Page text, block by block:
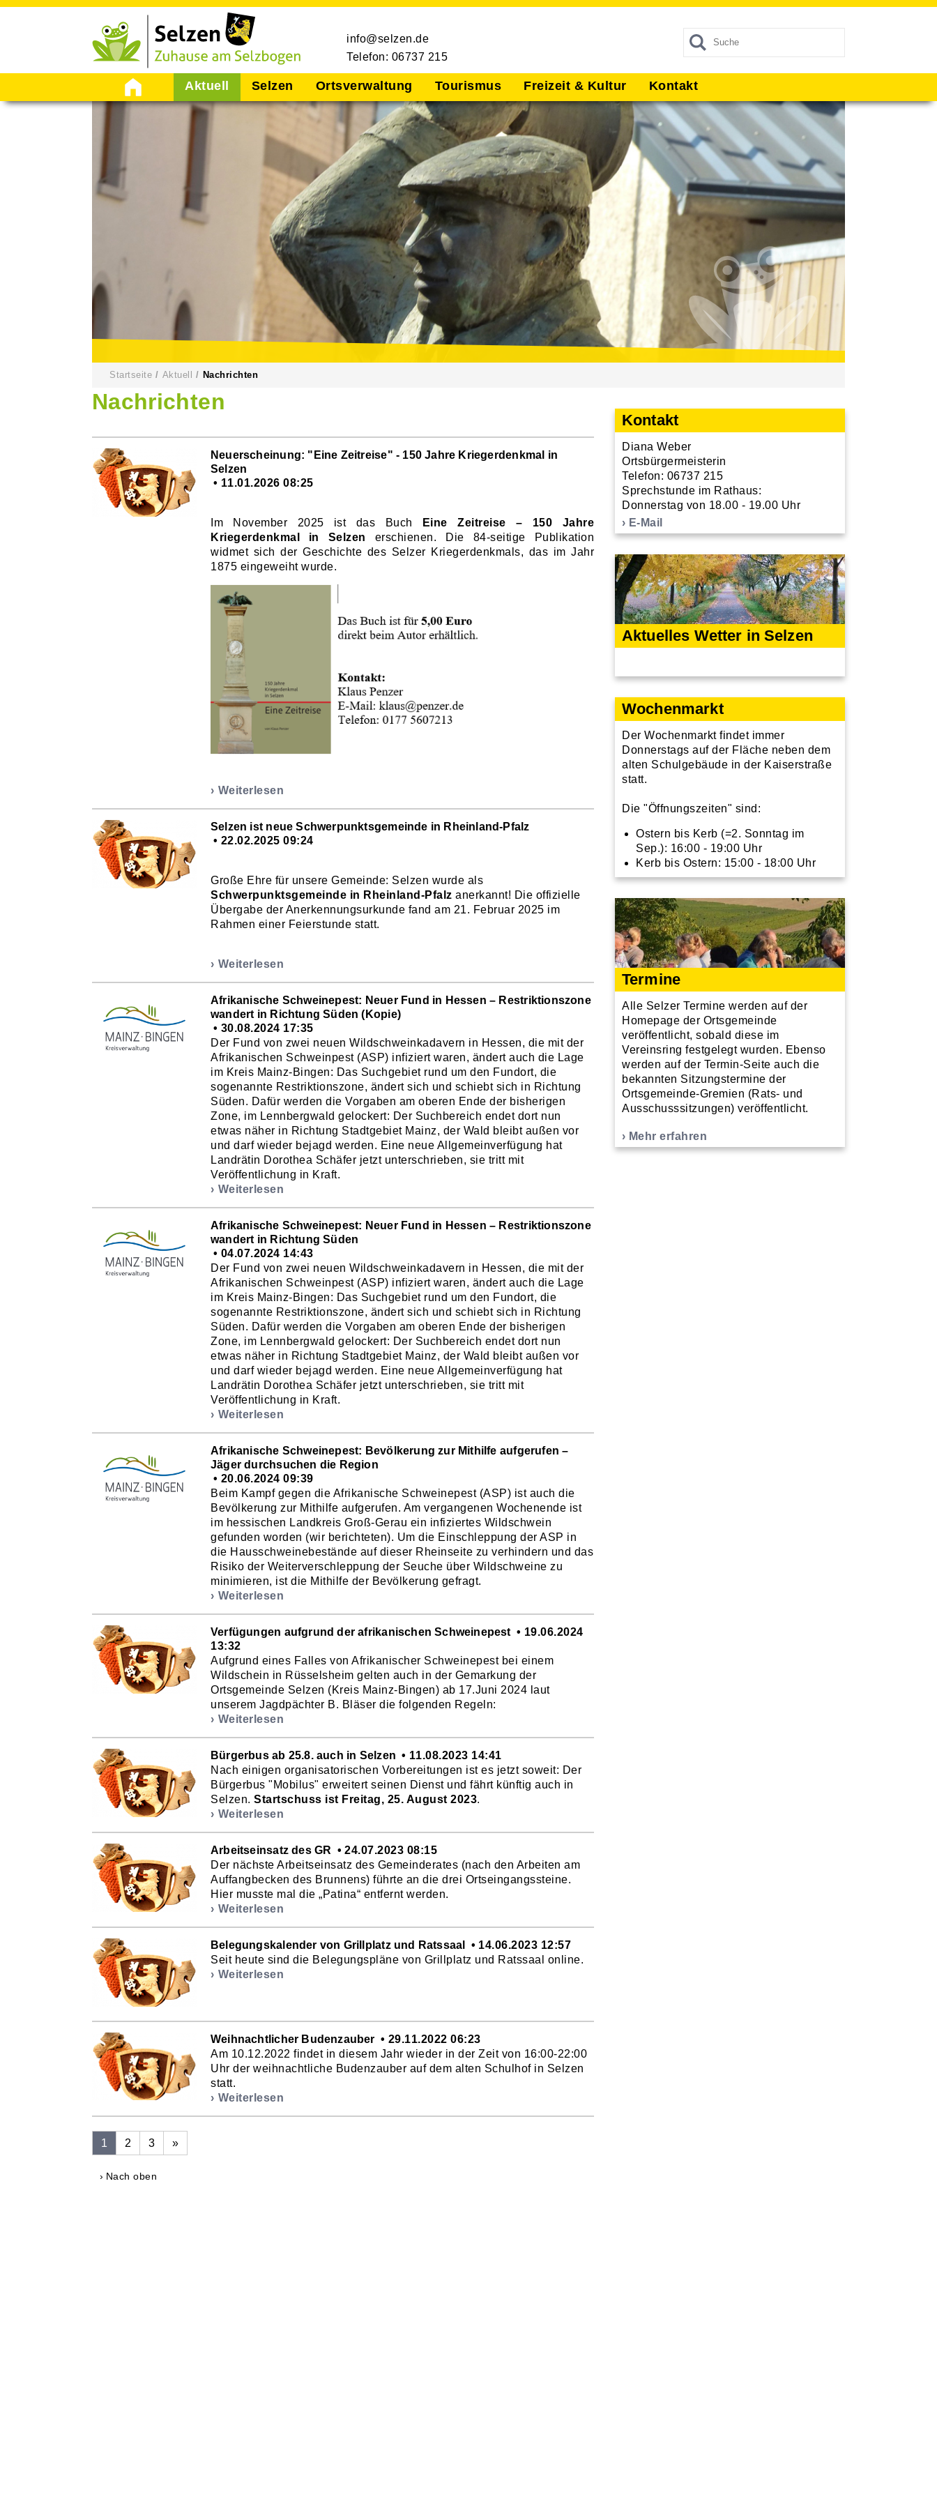
info@selzen.de
Telefon: 06737 215
Startseite Aktuell Selzen Ortsverwaltung Tourismus Freizeit & Kultur Kontakt
Startseite Aktuell Nachrichten
Kontakt
Diana Weber
Ortsbürgermeisterin
Telefon: 06737 215
Sprechstunde im Rathaus:
Donnerstag von 18.00 - 19.00 Uhr
E-Mail
Aktuelles Wetter in Selzen
Wochenmarkt
Der Wochenmarkt findet immer
Donnerstags auf der Fläche neben dem
alten Schulgebäude in der Kaiserstraße
statt.
Die "Öffnungszeiten" sind:
Ostern bis Kerb (=2. Sonntag im
Sep.): 16:00 - 19:00 Uhr
Kerb bis Ostern: 15:00 - 18:00 Uhr
Termine
Alle Selzer Termine werden auf der
Homepage der Ortsgemeinde
veröffentlicht, sobald diese im
Vereinsring festgelegt wurden. Ebenso
werden auf der Termin-Seite auch die
bekannten Sitzungstermine der
Ortsgemeinde-Gremien (Rats- und
Ausschusssitzungen) veröffentlicht.
Mehr erfahren
Nachrichten
Neuerscheinung: "Eine Zeitreise" - 150 Jahre Kriegerdenkmal in
Selzen
11.01.2026 08:25
Im November 2025 ist das Buch
Eine Zeitreise – 150 Jahre
Kriegerdenkmal in Selzen
erschienen. Die 84-seitige Publikation
widmet sich der Geschichte des Selzer Kriegerdenkmals, das im Jahr
1875 eingeweiht wurde.
Weiterlesen
Selzen ist neue Schwerpunktsgemeinde in Rheinland-Pfalz
22.02.2025 09:24
Große Ehre für unsere Gemeinde: Selzen wurde als
Schwerpunktsgemeinde in Rheinland-Pfalz anerkannt! Die offizielle
Übergabe der Anerkennungsurkunde fand am 21. Februar 2025 im
Rahmen einer Feierstunde statt.
Weiterlesen
Afrikanische Schweinepest: Neuer Fund in Hessen – Restriktionszone
wandert in Richtung Süden (Kopie)
30.08.2024 17:35
Der Fund von zwei neuen Wildschweinkadavern in Hessen, die mit der
Afrikanischen Schweinpest (ASP) infiziert waren, ändert auch die Lage
im Kreis Mainz-Bingen: Das Suchgebiet rund um den Fundort, die
sogenannte Restriktionszone, ändert sich und schiebt sich in Richtung
Süden. Dafür werden die Vorgaben am oberen Ende der bisherigen
Zone, im Lennbergwald gelockert: Der Suchbereich endet dort nun
etwas näher in Richtung Stadtgebiet Mainz, der Wald bleibt außen vor
und darf wieder bejagd werden. Eine neue Allgemeinverfügung hat
Landrätin Dorothea Schäfer jetzt unterschrieben, sie tritt mit
Veröffentlichung in Kraft.
Weiterlesen
Afrikanische Schweinepest: Neuer Fund in Hessen – Restriktionszone
wandert in Richtung Süden
04.07.2024 14:43
Der Fund von zwei neuen Wildschweinkadavern in Hessen, die mit der
Afrikanischen Schweinpest (ASP) infiziert waren, ändert auch die Lage
im Kreis Mainz-Bingen: Das Suchgebiet rund um den Fundort, die
sogenannte Restriktionszone, ändert sich und schiebt sich in Richtung
Süden. Dafür werden die Vorgaben am oberen Ende der bisherigen
Zone, im Lennbergwald gelockert: Der Suchbereich endet dort nun
etwas näher in Richtung Stadtgebiet Mainz, der Wald bleibt außen vor
und darf wieder bejagd werden. Eine neue Allgemeinverfügung hat
Landrätin Dorothea Schäfer jetzt unterschrieben, sie tritt mit
Veröffentlichung in Kraft.
Weiterlesen
Afrikanische Schweinepest: Bevölkerung zur Mithilfe aufgerufen –
Jäger durchsuchen die Region
20.06.2024 09:39
Beim Kampf gegen die Afrikanische Schweinepest (ASP) ist auch die
Bevölkerung zur Mithilfe aufgerufen. Am vergangenen Wochenende ist
im hessischen Landkreis Groß-Gerau ein infiziertes Wildschwein
gefunden worden (wir berichteten). Um die Einschleppung der ASP in
die Hausschweinebestände auf dieser Rheinseite zu verhindern und das
Risiko der Weiterverschleppung der Seuche über Wildschweine zu
minimieren, ist die Mithilfe der Bevölkerung gefragt.
Weiterlesen
Verfügungen aufgrund der afrikanischen Schweinepest
19.06.2024
13:32
Aufgrund eines Falles von Afrikanischer Schweinepest bei einem
Wildschein in Rüsselsheim gelten auch in der Gemarkung der
Ortsgemeinde Selzen (Kreis Mainz-Bingen) ab 17.Juni 2024 laut
unserem Jagdpächter B. Bläser die folgenden Regeln:
Weiterlesen
Bürgerbus ab 25.8. auch in Selzen
11.08.2023 14:41
Nach einigen organisatorischen Vorbereitungen ist es jetzt soweit: Der
Bürgerbus "Mobilus" erweitert seinen Dienst und fährt künftig auch in
Selzen. Startschuss ist Freitag, 25. August 2023.
Weiterlesen
Arbeitseinsatz des GR
24.07.2023 08:15
Der nächste Arbeitseinsatz des Gemeinderates (nach den Arbeiten am
Auffangbecken des Brunnens) führte an die drei Ortseingangssteine.
Hier musste mal die „Patina“ entfernt werden.
Weiterlesen
Belegungskalender von Grillplatz und Ratssaal
14.06.2023 12:57
Seit heute sind die Belegungspläne von Grillplatz und Ratssaal online.
Weiterlesen
Weihnachtlicher Budenzauber
29.11.2022 06:23
Am 10.12.2022 findet in diesem Jahr wieder in der Zeit von 16:00-22:00
Uhr der weihnachtliche Budenzauber auf dem alten Schulhof in Selzen
statt.
Weiterlesen
1 2 3 »
Nach oben